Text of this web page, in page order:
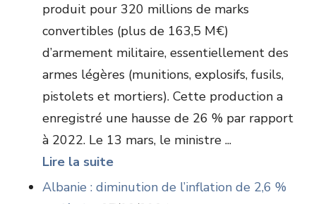
produit pour 320 millions de marks
convertibles (plus de 163,5 M€)
d’armement militaire, essentiellement des
armes légères (munitions, explosifs, fusils,
pistolets et mortiers). Cette production a
enregistré une hausse de 26 % par rapport
à 2022. Le 13 mars, le ministre ...
Lire la suite
Albanie : diminution de l’inflation de 2,6 %